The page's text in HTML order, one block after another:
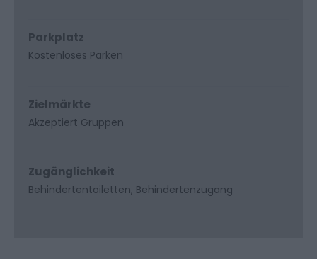
Parkplatz
Kostenloses Parken
Zielmärkte
Akzeptiert Gruppen
Zugänglichkeit
Behindertentoiletten Behindertenzugang